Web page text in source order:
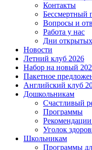
Контакты
Бессмертный
Вопросы и
Работа у нас
Дни
Новости
Летний клуб 2026
Набор на новый
Пакетное
Английский клуб
Дошкольникам
Счастливый
Программы
Уголок
Школьникам
Программы